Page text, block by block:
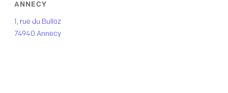
ANNECY
1, rue du Bulloz
74940 Annecy